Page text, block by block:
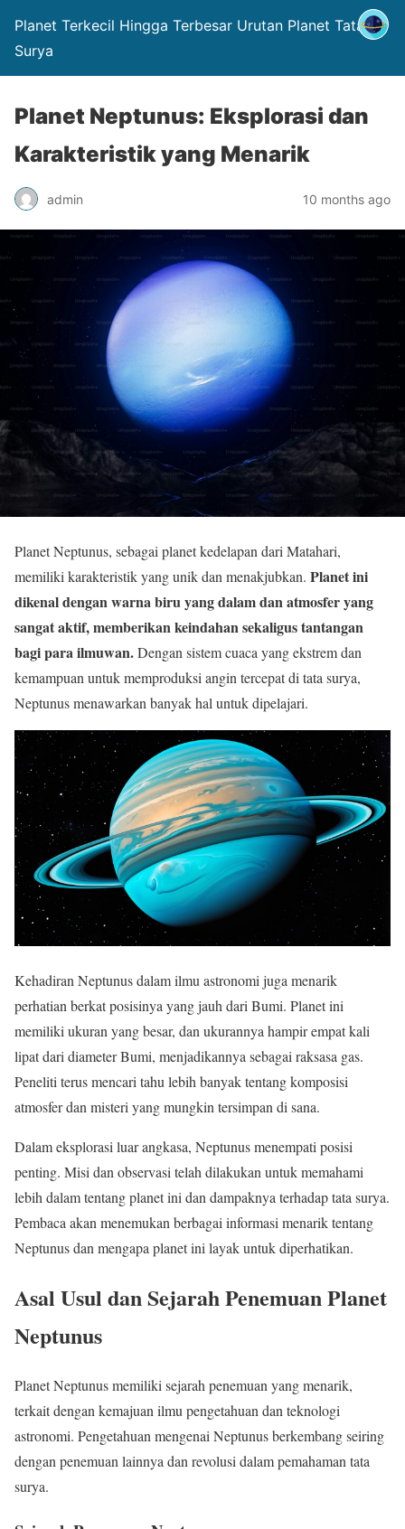
Planet Terkecil Hingga Terbesar Urutan Planet Tata
Surya
Planet Neptunus: Eksplorasi dan
Karakteristik yang Menarik
admin 10 months ago
Planet Neptunus, sebagai planet kedelapan dari Matahari,
memiliki karakteristik yang unik dan menakjubkan. Planet ini
dikenal dengan warna biru yang dalam dan atmosfer yang
sangat aktif, memberikan keindahan sekaligus tantangan
bagi para ilmuwan.Dengan sistem cuaca yang ekstrem dan
kemampuan untuk memproduksi angin tercepat di tata surya,
Neptunus menawarkan banyak hal untuk dipelajari.
Kehadiran Neptunus dalam ilmu astronomi juga menarik
perhatian berkat posisinya yang jauh dari Bumi. Planet ini
memiliki ukuran yang besar, dan ukurannya hampir empat kali
lipat dari diameter Bumi, menjadikannya sebagai raksasa gas.
Peneliti terus mencari tahu lebih banyak tentang komposisi
atmosfer dan misteri yang mungkin tersimpan di sana.
Dalam eksplorasi luar angkasa, Neptunus menempati posisi
penting. Misi dan observasi telah dilakukan untuk memahami
lebih dalam tentang planet ini dan dampaknya terhadap tata surya.
Pembaca akan menemukan berbagai informasi menarik tentang
Neptunus dan mengapa planet ini layak untuk diperhatikan.
Asal Usul dan Sejarah Penemuan Planet
Neptunus
Planet Neptunus memiliki sejarah penemuan yang menarik,
terkait dengan kemajuan ilmu pengetahuan dan teknologi
astronomi. Pengetahuan mengenai Neptunus berkembang seiring
dengan penemuan lainnya dan revolusi dalam pemahaman tata
surya.